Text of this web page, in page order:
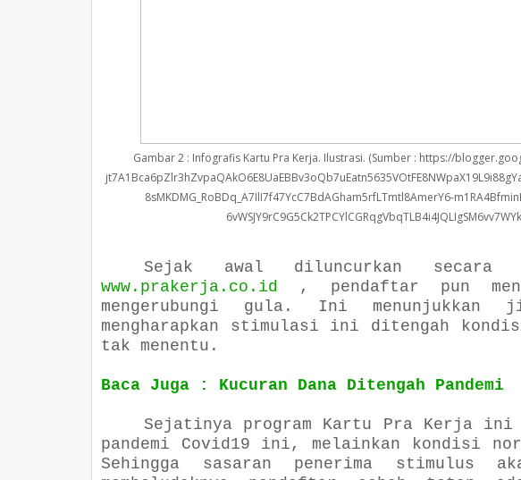
Gambar 2 : Infografis Kartu Pra Kerja. Ilustrasi. (Sumber : https://
8sMKDMG_RoBDq_A7IlI7f47YcC7BdAGham5rfLTmtl8AmerY6-
Sejak awal diluncurkan secara
www.prakerja.co.id , pendaftar pun
mengerubungi gula. Ini menunjukkan
mengharapkan stimulasi ini ditengah
tak menentu.
Baca Juga : Kucuran Dana Ditengah Pandemi
Sejatinya program Kartu Pra Kerja ini
pandemi Covid19 ini, melainkan kondisi
Sehingga sasaran penerima stimulus